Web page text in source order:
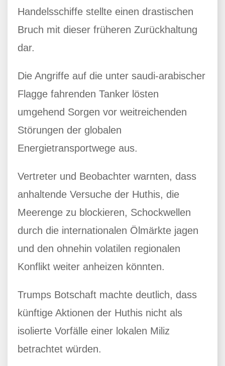
Handelsschiffe stellte einen drastischen
Bruch mit dieser früheren Zurückhaltung
dar.
Die Angriffe auf die unter saudi-arabischer
Flagge fahrenden Tanker lösten
umgehend Sorgen vor weitreichenden
Störungen der globalen
Energietransportwege aus.
Vertreter und Beobachter warnten, dass
anhaltende Versuche der Huthis, die
Meerenge zu blockieren, Schockwellen
durch die internationalen Ölmärkte jagen
und den ohnehin volatilen regionalen
Konflikt weiter anheizen könnten.
Trumps Botschaft machte deutlich, dass
künftige Aktionen der Huthis nicht als
isolierte Vorfälle einer lokalen Miliz
betrachtet würden.